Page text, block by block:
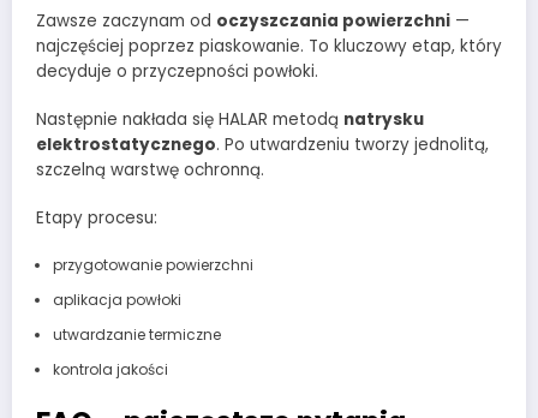
Zawsze zaczynam od oczyszczania powierzchni —
najczęściej poprzez piaskowanie. To kluczowy etap, który
decyduje o przyczepności powłoki.
Następnie nakłada się HALAR metodą natrysku
elektrostatycznego. Po utwardzeniu tworzy jednolitą,
szczelną warstwę ochronną.
Etapy procesu:
przygotowanie powierzchni
aplikacja powłoki
utwardzanie termiczne
kontrola jakości